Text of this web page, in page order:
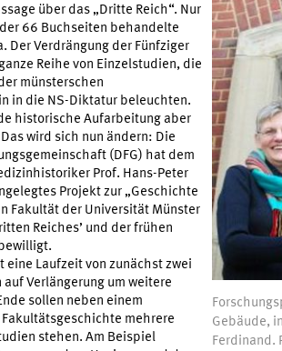
Gebäude,
Ferdinand.
über das „Dritte Reich“. Nur
66 Buchseiten behandelte
Der Verdrängung der Fünfziger
Reihe von Einzelstudien, die
münsterschen
in die NS-Diktatur beleuchten.
historische Aufarbeitung aber
wird sich nun ändern: Die
(DFG) hat dem
Prof. Hans-Peter
Projekt zur „Geschichte
Fakultät der Universität Münster
Reiches’ und der frühen
eine Laufzeit von zunächst zwei
auf Verlängerung um weitere
sollen neben einem
mehrere
stehen. Am Beispiel